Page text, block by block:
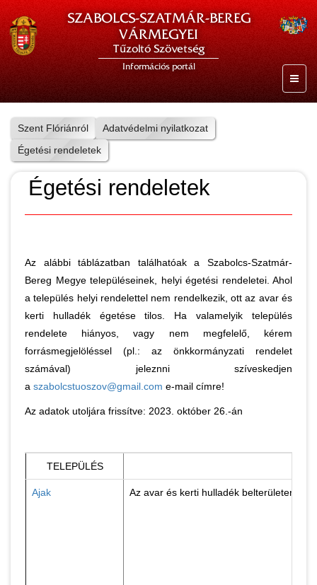
SZABOLCS-SZATMÁR-BEREG
VÁRMEGYEI
Tűzoltó Szövetség
Információs portál
Szent Flóriánról
Adatvédelmi nyilatkozat
Égetési rendeletek
Égetési rendeletek
Az alábbi táblázatban találhatóak a Szabolcs-Szatmár-
Bereg Megye településeinek, helyi égetési rendeletei. Ahol
a település helyi rendelettel nem rendelkezik, ott az avar és
kerti hulladék égetése tilos. Ha valamelyik település
rendelete hiányos, vagy nem megfelelő, kérem
forrásmegjelöléssel (pl.: az önkkormányzati rendelet
számával) jeleznni szíveskedjen
a szabolcstuoszov@gmail.com e-mail címre!
Az adatok utoljára frissítve: 2023. október 26.-án
TELEPÜLÉS
Ajak Az avar és kerti hulladék belterületen